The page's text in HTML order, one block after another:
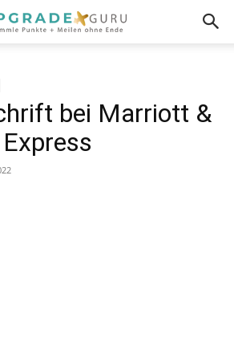
bei Marriott &